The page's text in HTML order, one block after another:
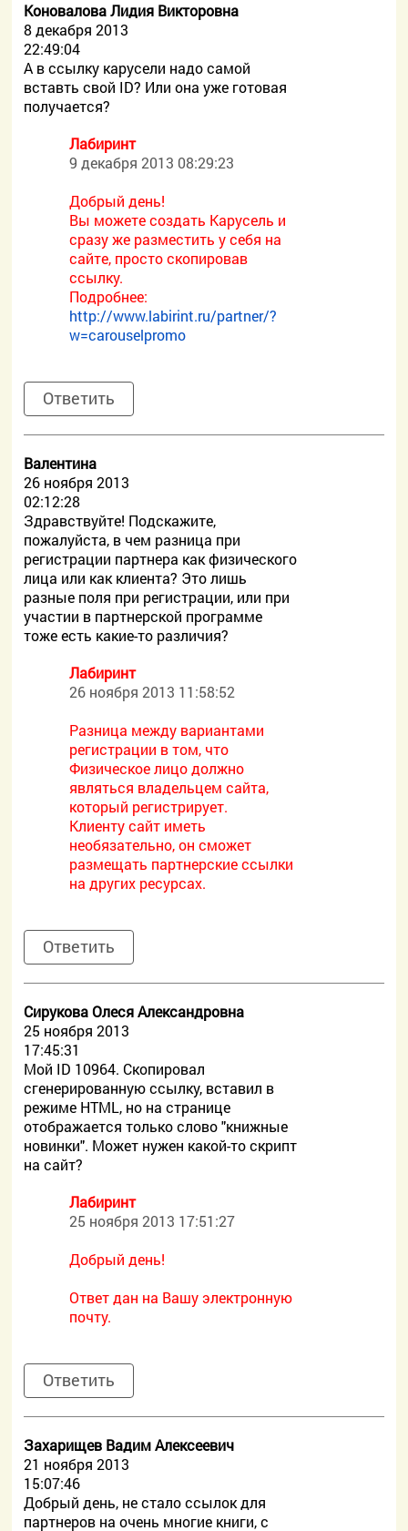
Коновалова Лидия Викторовна
8 декабря 2013
22:49:04
А в ссылку карусели надо самой
вставть cвой ID? Или она уже готовая
получается?
Лабиринт
9 декабря 2013 08:29:23
Добрый день!
Вы можете создать Карусель и
сразу же разместить у себя на
сайте, просто скопировав
ссылку.
Подробнее:
http://www.labirint.ru/partner/?
w=carouselpromo
Ответить
Валентина
26 ноября 2013
02:12:28
Здравствуйте! Подскажите,
пожалуйста, в чем разница при
регистрации партнера как физического
лица или как клиента? Это лишь
разные поля при регистрации, или при
участии в партнерской программе
тоже есть какие-то различия?
Лабиринт
26 ноября 2013 11:58:52
Разница между вариантами
регистрации в том, что
Физическое лицо должно
являться владельцем сайта,
который регистрирует.
Клиенту сайт иметь
необязательно, он сможет
размещать партнерские ссылки
на других ресурсах.
Ответить
Сирукова Олеся Александровна
25 ноября 2013
17:45:31
Мой ID 10964. Скопировал
сгенерированную ссылку, вставил в
режиме HTML, но на странице
отображается только слово "книжные
новинки". Может нужен какой-то скрипт
на сайт?
Лабиринт
25 ноября 2013 17:51:27
Добрый день!
Ответ дан на Вашу электронную
почту.
Ответить
Захарищев Вадим Алексеевич
21 ноября 2013
15:07:46
Добрый день, не стало ссылок для
партнеров на очень многие книги, с